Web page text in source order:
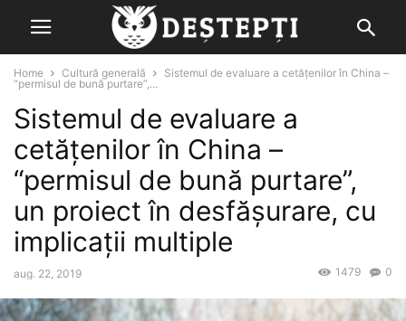
Home Cultură generală
Sistemul de evaluare a cetăţenilor în China –
“permisul de bună purtare”,...
Sistemul de evaluare a
cetăţenilor în China –
“permisul de bună purtare”,
un proiect în desfăşurare, cu
implicaţii multiple
aug. 22, 2019 0
1479